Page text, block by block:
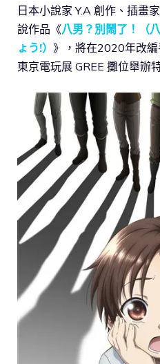
日本小說家 Y.A 創作、插畫
說作品《八男？別鬧了！（
ょう!） 》，將在2020年改
東京電玩展 GREE 攤位舉辦